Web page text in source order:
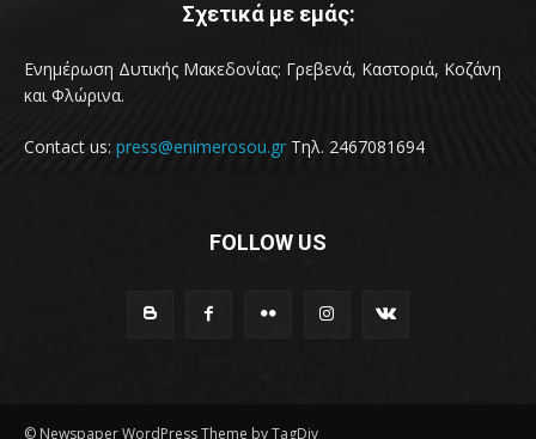
Σχετικά με εμάς:
Ενημέρωση Δυτικής Μακεδονίας: Γρεβενά, Καστοριά, Κοζάνη
και Φλώρινα.
Contact us: press@enimerosou.gr Τηλ. 2467081694
FOLLOW US
© Newspaper WordPress Theme by TagDiv